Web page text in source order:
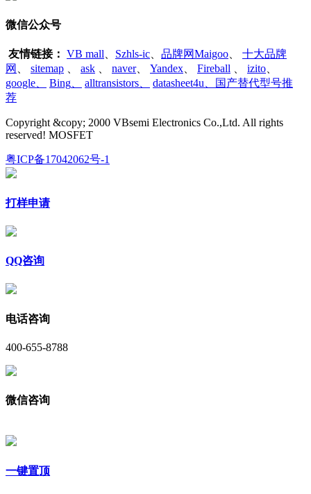
微信公众号
友情链接： VB mall Szhls-ic 品牌网Maigoo
十大品牌
网
sitemap ask naver、 Yandex Fireball izito
google
Bing alltransistors
datasheet4u、国产替代型号推
荐
Copyright &copy; 2000 VBsemi Electronics Co.,Ltd. All rights
reserved! MOSFET
粤ICP备17042062号-1
打样申请
QQ咨询
电话咨询
400-655-8788
微信咨询
一键置顶